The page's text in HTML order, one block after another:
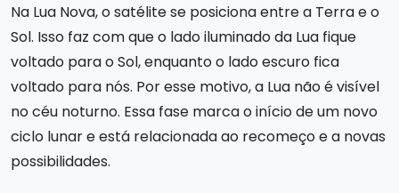
Na Lua Nova, o satélite se posiciona entre a Terra e o
Sol. Isso faz com que o lado iluminado da Lua fique
voltado para o Sol, enquanto o lado escuro fica
voltado para nós. Por esse motivo, a Lua não é visível
no céu noturno. Essa fase marca o início de um novo
ciclo lunar e está relacionada ao recomeço e a novas
possibilidades.